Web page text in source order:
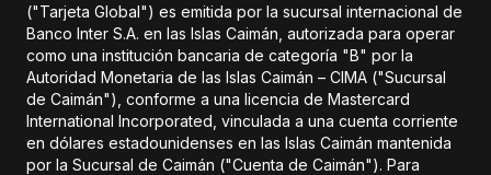
("Tarjeta Global") es emitida por la sucursal internacional de
Banco Inter S.A. en las Islas Caimán, autorizada para operar
como una institución bancaria de categoría "B" por la
Autoridad Monetaria de las Islas Caimán – CIMA ("Sucursal
de Caimán"), conforme a una licencia de Mastercard
International Incorporated, vinculada a una cuenta corriente
en dólares estadounidenses en las Islas Caimán mantenida
por la Sucursal de Caimán ("Cuenta de Caimán"). Para